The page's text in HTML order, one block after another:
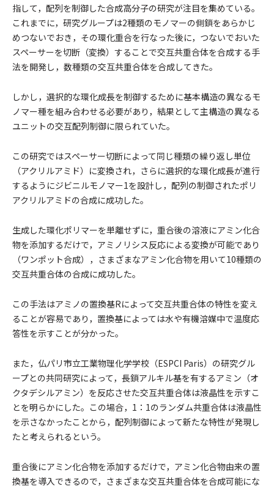
指して，配列を制御した合成高分子の研究が注目を集めている。
これまでに，研究グループは2種類のモノマーの側鎖をあらかじ
めつないでおき，その環化重合を行なった後に，つないでおいた
スペーサーを切断（変換）することで交互共重合体を合成する手
法を開発し，数種類の交互共重合体を合成してきた。
しかし，選択的な環化成長を制御するために基本構造の異なるモ
ノマー種を組み合わせる必要があり，結果として主構造の異なる
ユニットの交互配列制御に限られていた。
この研究ではスペーサー切断によって同じ種類の繰り返し単位
（アクリルアミド）に変換され，さらに選択的な環化成長が進行
するようにジビニルモノマー1を設計し，配列の制御されたポリ
アクリルアミドの合成に成功した。
生成した環化ポリマーを単離せずに，重合後の溶液にアミン化合
物を添加するだけで，アミノリシス反応による変換が可能であり
（ワンポット合成），さまざまなアミン化合物を用いて10種類の
交互共重合体の合成に成功した。
この手法はアミノの置換基Rによって交互共重合体の特性を変え
ることが容易であり，置換基によっては水や有機溶媒中で温度応
答性を示すことが分かった。
また，仏パリ市立工業物理化学学校（ESPCI Paris）の研究グル
ープとの共同研究によって，長鎖アルキル基を有するアミン（オ
クタデシルアミン）を反応させた交互共重合体は液晶性を示すこ
とを明らかにした。この場合，1：1のランダム共重合体は液晶性
を示さなかったことから，配列制御によって新たな特性が発現し
たと考えられるという。
重合後にアミン化合物を添加するだけで，アミン化合物由来の置
換基を導入できるので，さまざまな交互共重合体を合成可能にな